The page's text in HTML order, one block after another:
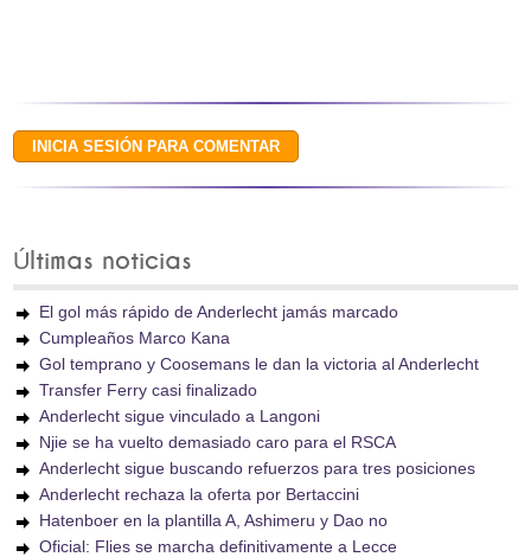
Últimas noticias
El gol más rápido de Anderlecht jamás marcado
Cumpleaños Marco Kana
Gol temprano y Coosemans le dan la victoria al Anderlecht
Transfer Ferry casi finalizado
Anderlecht sigue vinculado a Langoni
Njie se ha vuelto demasiado caro para el RSCA
Anderlecht sigue buscando refuerzos para tres posiciones
Anderlecht rechaza la oferta por Bertaccini
Hatenboer en la plantilla A, Ashimeru y Dao no
Oficial: Flies se marcha definitivamente a Lecce